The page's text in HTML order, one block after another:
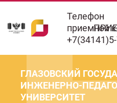
Телефон
приемной
+7(34141)5-
ГЛАЗОВСКИЙ
ИНЖЕНЕРНО-
УНИВЕРСИТЕТ